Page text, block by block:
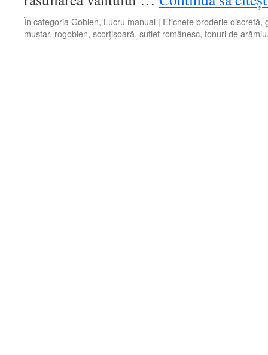
În categoria Goblen, Lucru manual | Etichetebroderie discretă,
muștar, rogoblen, scorțișoară, suflet românesc, tonuri de arămiu